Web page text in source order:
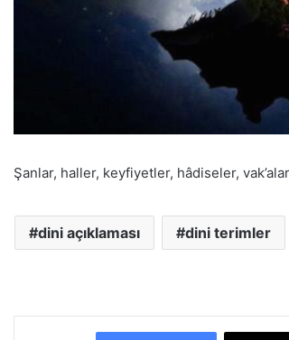
Şanlar, haller, keyfiyetler, hâdiseler,
dini açıklaması dini terimler